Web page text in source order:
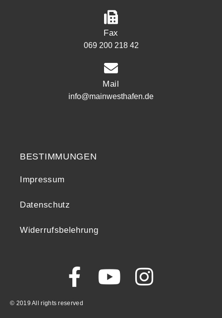
Fax
069 200 218 42
Mail
info@mainwesthafen.de
BESTIMMUNGEN
Impressum
Datenschutz
Widerrufsbelehrung
© 2019 All rights reserved